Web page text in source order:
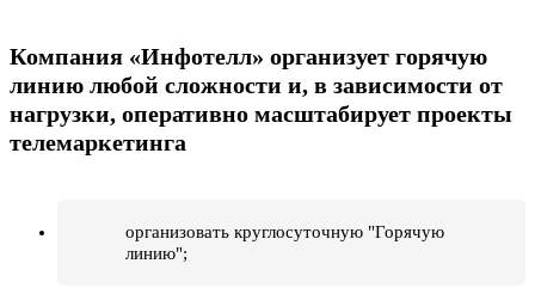
Компания «Инфотелл» организует горячую
линию любой сложности и, в зависимости от
нагрузки, оперативно масштабирует проекты
телемаркетинга
организовать круглосуточную "Горячую
линию";